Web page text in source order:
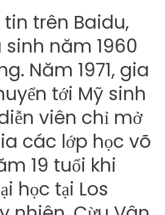
trên Baidu,
sinh năm 1960
Năm 1971, gia
tới Mỹ sinh
viên chỉ mở
các lớp học võ
19 tuổi khi
học tại Los